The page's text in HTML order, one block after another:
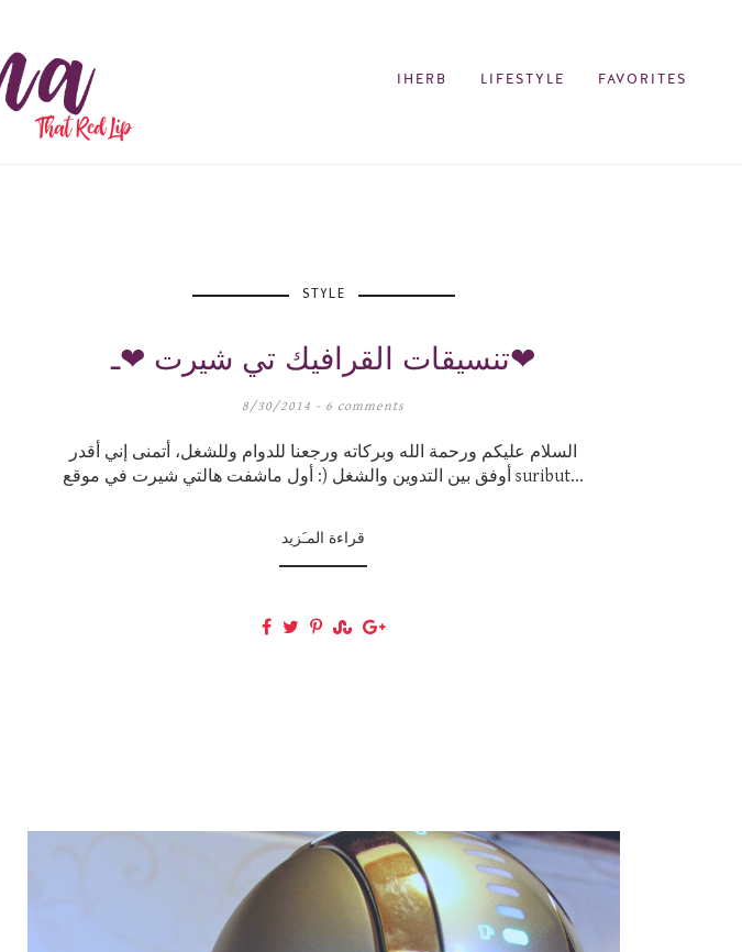
IHERB LIFESTYLE FAVORITES
STYLE
تنسيقات القرافيك تي شيرت ❤ـ❤
8/30/2014 - 6 comments
السلام عليكم ورحمة الله وبركاته ورجعنا للدوام وللشغل، أتمنى إني أقدر
أوفق بين التدوين والشغل (: أول ماشفت هالتي شيرت في موقع suribut...
قراءة المـَزيد